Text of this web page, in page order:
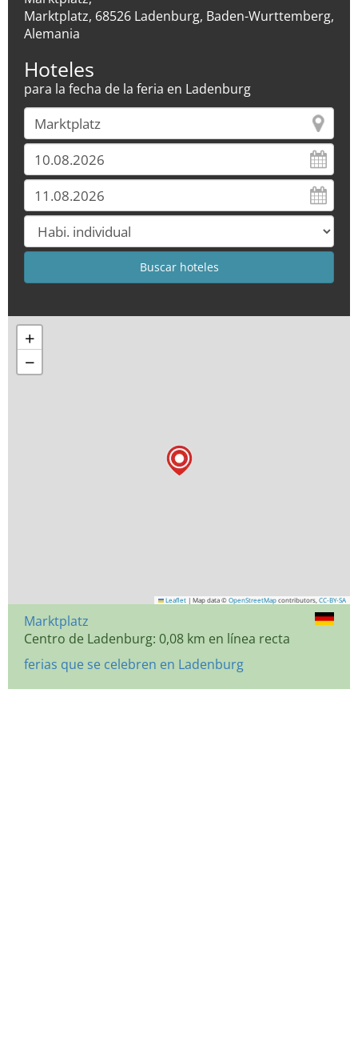
Marktplatz, 68526 Ladenburg, Baden-Wurttemberg,
Alemania
Hoteles
para la fecha de la feria en Ladenburg
+
−
Leaflet | Map data © OpenStreetMap contributors, CC-BY-SA
Marktplatz
Centro de Ladenburg: 0,08 km en línea recta
ferias que se celebren en Ladenburg